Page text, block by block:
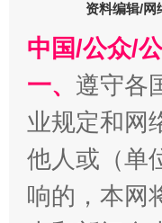
东山县通报“牛蛙
资料编辑/网
中国/公众/
一、 遵守各
业规定和网
他人或（单
响的，本网